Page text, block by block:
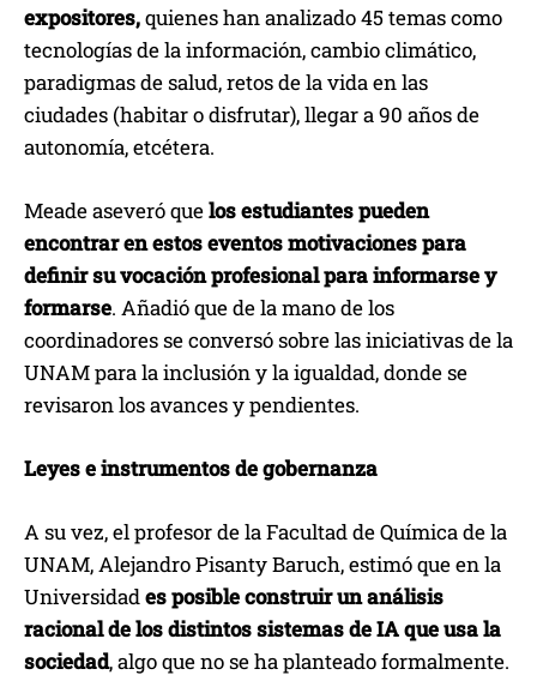
expositores,quienes han analizado 45 temas como
tecnologías de la información, cambio climático,
paradigmas de salud, retos de la vida en las
ciudades (habitar o disfrutar), llegar a 90 años de
autonomía, etcétera.
Meade aseveró quelos estudiantes pueden
encontrar en estos eventos motivaciones para
definir su vocación profesional para informarse y
formarse. Añadió que de la mano de los
coordinadores se conversó sobre las iniciativas de la
UNAM para la inclusión y la igualdad, donde se
revisaron los avances y pendientes.
Leyes e instrumentos de gobernanza
A su vez, el profesor de la Facultad de Química de la
UNAM, Alejandro Pisanty Baruch, estimó que en la
Universidades posible construir un análisis
racional de los distintos sistemas de IA que usa la
sociedad, algo que no se ha planteado formalmente.